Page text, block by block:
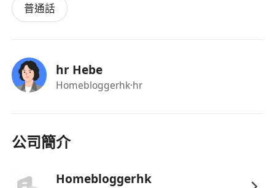
普通話
hr Hebe
Homebloggerhk·hr
公司簡介
Homebloggerhk